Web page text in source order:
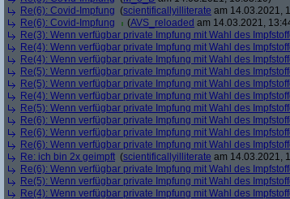
Re(6): Covid-Impfung (scientificallyilliterate am 14.03.2021,
Re(6): Covid-Impfung
(AVS_reloaded am 14.03.2021,
Re(3): Wenn verfügbar private Impfung mit Wahl des
Re(4): Wenn verfügbar private Impfung mit Wahl des
Re(4): Wenn verfügbar private Impfung mit Wahl des
Re(5): Wenn verfügbar private Impfung mit Wahl des
Re(5): Wenn verfügbar private Impfung mit Wahl des
Re(4): Wenn verfügbar private Impfung mit Wahl des
Re(5): Wenn verfügbar private Impfung mit Wahl des
Re(6): Wenn verfügbar private Impfung mit Wahl des
Re(6): Wenn verfügbar private Impfung mit Wahl des
Re(6): Wenn verfügbar private Impfung mit Wahl des
Re: ich bin 2x geimpft (scientificallyilliterate am 14.03.2021,
Re(6): Wenn verfügbar private Impfung mit Wahl des
Re(5): Wenn verfügbar private Impfung mit Wahl des
Re(4): Wenn verfügbar private Impfung mit Wahl des